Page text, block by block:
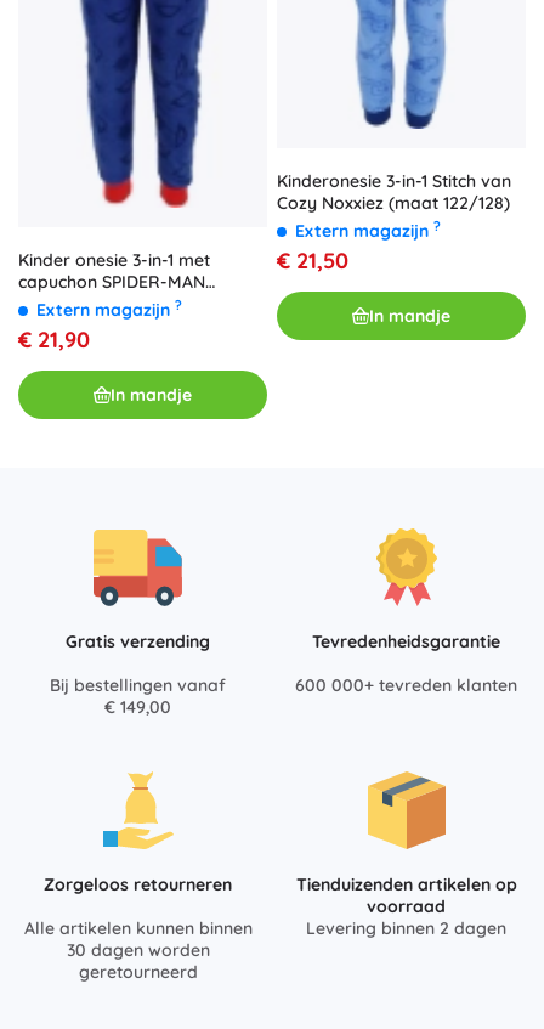
Kinder onesie 3-in-1 met
capuchon SPIDER-MAN
122/128
Extern magazijn ?
€ 21,90
In mandje
Kinderonesie 3-in-1 Stitch van
Cozy Noxxiez (maat 122/128)
Extern magazijn ?
€ 21,50
In mandje
Gratis verzending
Bij bestellingen vanaf
€ 149,00
Tevredenheidsgarantie
600 000+ tevreden klanten
Zorgeloos retourneren
Alle artikelen kunnen binnen
30 dagen worden
geretourneerd
Tienduizenden artikelen op
voorraad
Levering binnen 2 dagen